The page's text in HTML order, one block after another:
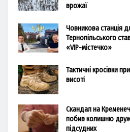
врожаї
Човникова станція
Тернопільського
«VIP-містечко»
Тактичні кросівки
висоті
Скандал на
побив колишню
підсудних